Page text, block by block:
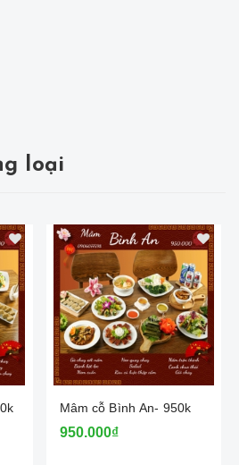
loại
Mâm cỗ Bình An- 950k
950.000₫